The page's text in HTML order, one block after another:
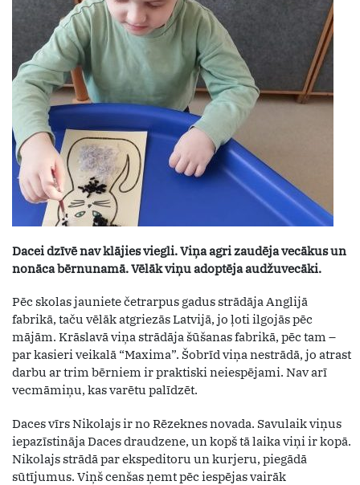
Dacei dzīvē nav klājies viegli. Viņa agri zaudēja vecākus un
nonāca bērnunamā. Vēlāk viņu adoptēja audžuvecāki.
Pēc skolas jauniete četrarpus gadus strādāja Anglijā
fabrikā, taču vēlāk atgriezās Latvijā, jo ļoti ilgojās pēc
mājām. Krāslavā viņa strādāja šūšanas fabrikā, pēc tam –
par kasieri veikalā “Maxima”. Šobrīd viņa nestrādā, jo atrast
darbu ar trim bērniem ir praktiski neiespējami. Nav arī
vecmāmiņu, kas varētu palīdzēt.
Daces vīrs Nikolajs ir no Rēzeknes novada. Savulaik viņus
iepazīstināja Daces draudzene, un kopš tā laika viņi ir kopā.
Nikolajs strādā par ekspeditoru un kurjeru, piegādā
sūtījumus. Viņš cenšas ņemt pēc iespējas vairāk